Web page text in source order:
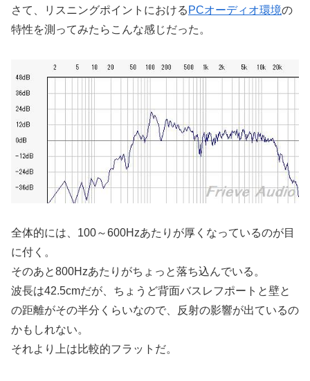
さて、リスニングポイントにおける PCオーディオ環境の
特性を測ってみたらこんな感じだった。
全体的には、100～600Hzあたりが厚くなっているのが目
に付く。
そのあと800Hzあたりがちょっと落ち込んでいる。
波長は42.5cmだが、ちょうど背面バスレフポートと壁と
の距離がその半分くらいなので、反射の影響が出ているの
かもしれない。
それより上は比較的フラットだ。